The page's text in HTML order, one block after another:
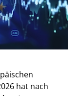
hat nach